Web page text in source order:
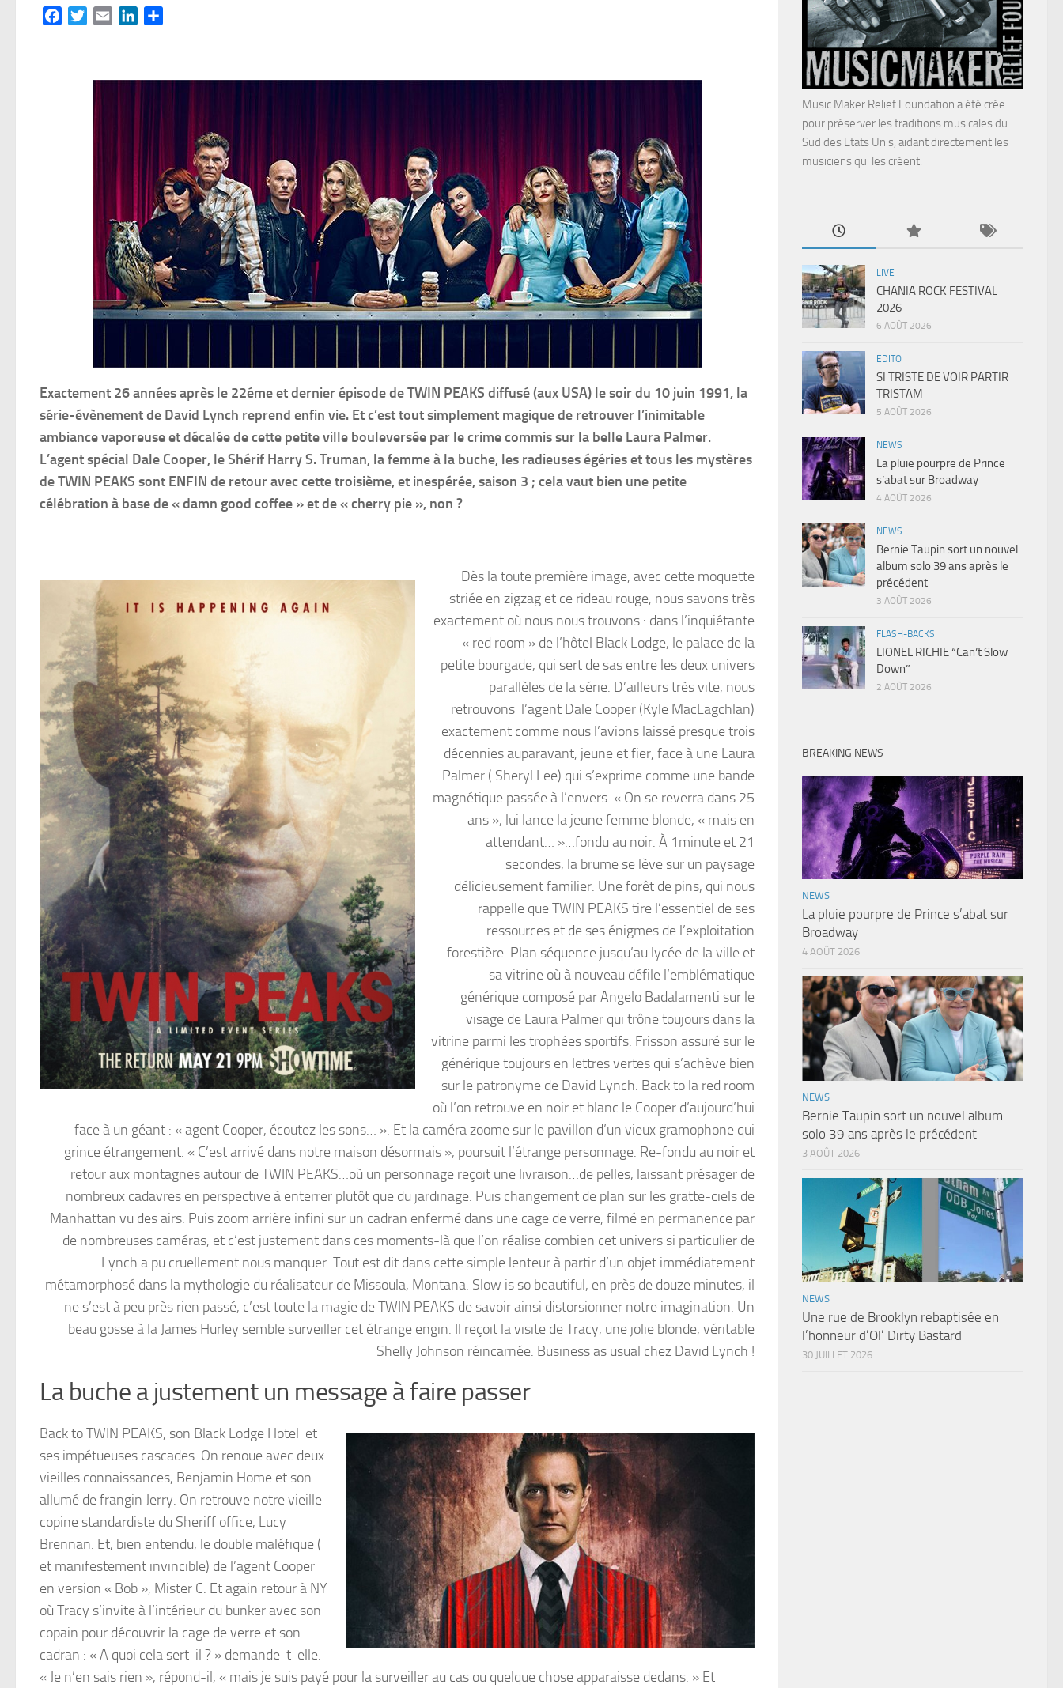
FacebookTwitterEmail LinkedIn
Exactement 26 années après le 22éme et dernier épisode de TWIN PEAKS diffusé (aux USA) le soir du 10 juin 1991, la
série-évènement de David Lynch reprend enfin vie. Et c’est tout simplement magique de retrouver l’inimitable
ambiance vaporeuse et décalée de cette petite ville bouleversée par le crime commis sur la belle Laura Palmer.
L’agent spécial Dale Cooper, le Shérif Harry S. Truman, la femme à la buche, les radieuses égéries et tous les mystères
de TWIN PEAKS sont ENFIN de retour avec cette troisième, et inespérée, saison 3 ; cela vaut bien une petite
célébration à base de « damn good coffee » et de « cherry pie », non ?
Dès la toute première image, avec cette moquette
striée en zigzag et ce rideau rouge, nous savons très
exactement où nous nous trouvons : dans l’inquiétante
« red room » de l’hôtel Black Lodge, le palace de la
petite bourgade, qui sert de sas entre les deux univers
parallèles de la série. D’ailleurs très vite, nous
retrouvons l’agent Dale Cooper (Kyle MacLagchlan)
exactement comme nous l’avions laissé presque trois
décennies auparavant, jeune et fier, face à une Laura
Palmer ( Sheryl Lee) qui s’exprime comme une bande
magnétique passée à l’envers. « On se reverra dans 25
ans », lui lance la jeune femme blonde, « mais en
attendant… »…fondu au noir. À 1minute et 21
secondes, la brume se lève sur un paysage
délicieusement familier. Une forêt de pins, qui nous
rappelle que TWIN PEAKS tire l’essentiel de ses
ressources et de ses énigmes de l’exploitation
forestière. Plan séquence jusqu’au lycée de la ville et
sa vitrine où à nouveau défile l’emblématique
générique composé par Angelo Badalamenti sur le
visage de Laura Palmer qui trône toujours dans la
vitrine parmi les trophées sportifs. Frisson assuré sur le
générique toujours en lettres vertes qui s’achève bien
sur le patronyme de David Lynch. Back to la red room
où l’on retrouve en noir et blanc le Cooper d’aujourd’hui
face à un géant : « agent Cooper, écoutez les sons… ». Et la caméra zoome sur le pavillon d’un vieux gramophone qui
grince étrangement. « C’est arrivé dans notre maison désormais », poursuit l’étrange personnage. Re-fondu au noir et
retour aux montagnes autour de TWIN PEAKS…où un personnage reçoit une livraison…de pelles, laissant présager de
nombreux cadavres en perspective à enterrer plutôt que du jardinage. Puis changement de plan sur les gratte-ciels de
Manhattan vu des airs. Puis zoom arrière infini sur un cadran enfermé dans une cage de verre, filmé en permanence par
de nombreuses caméras, et c’est justement dans ces moments-là que l’on réalise combien cet univers si particulier de
Lynch a pu cruellement nous manquer. Tout est dit dans cette simple lenteur à partir d’un objet immédiatement
métamorphosé dans la mythologie du réalisateur de Missoula, Montana. Slow is so beautiful, en près de douze minutes, il
ne s’est à peu près rien passé, c’est toute la magie de TWIN PEAKS de savoir ainsi distorsionner notre imagination. Un
beau gosse à la James Hurley semble surveiller cet étrange engin. Il reçoit la visite de Tracy, une jolie blonde, véritable
Shelly Johnson réincarnée. Business as usual chez David Lynch !
La buche a justement un message à faire passer
Back to TWIN PEAKS, son Black Lodge Hotel et
ses impétueuses cascades. On renoue avec deux
vieilles connaissances, Benjamin Home et son
allumé de frangin Jerry. On retrouve notre vieille
copine standardiste du Sheriff office, Lucy
Brennan. Et, bien entendu, le double maléfique (
et manifestement invincible) de l’agent Cooper
en version « Bob », Mister C. Et again retour à NY
où Tracy s’invite à l’intérieur du bunker avec son
copain pour découvrir la cage de verre et son
cadran : « A quoi cela sert-il ? » demande-t-elle.
« Je n’en sais rien », répond-il, « mais je suis payé pour la surveiller au cas ou quelque chose apparaisse dedans. » Et
Music Maker Relief Foundation a été crée
pour préserver les traditions musicales du
Sud des Etats Unis, aidant directement les
musiciens qui les créent.
LIVE
CHANIA ROCK FESTIVAL
2026
6 AOÛT 2026
EDITO
SI TRISTE DE VOIR PARTIR
TRISTAM
5 AOÛT 2026
NEWS
La pluie pourpre de Prince
s’abat sur Broadway
4 AOÛT 2026
NEWS
Bernie Taupin sort un nouvel
album solo 39 ans après le
précédent
3 AOÛT 2026
FLASH-BACKS
LIONEL RICHIE “Can’t Slow
Down”
2 AOÛT 2026
BREAKING NEWS
NEWS
La pluie pourpre de Prince s’abat sur
Broadway
4 AOÛT 2026
NEWS
Bernie Taupin sort un nouvel album
solo 39 ans après le précédent
3 AOÛT 2026
NEWS
Une rue de Brooklyn rebaptisée en
l’honneur d’Ol’ Dirty Bastard
30 JUILLET 2026